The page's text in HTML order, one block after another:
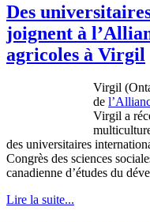
Des
joignent à
agricoles à Virgil
Virgil
de
Virgil a
des universitaires
Congrès des sciences
canadienne d’études du
Lire la suite...